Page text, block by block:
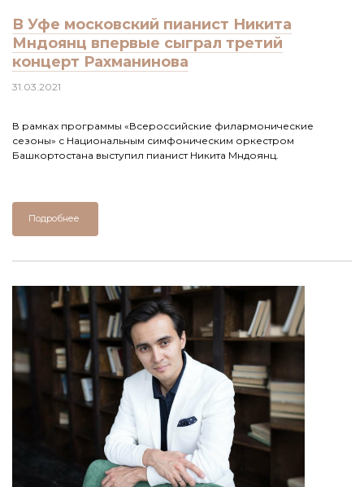
В Уфе московский пианист Никита
Мндоянц впервые сыграл третий
концерт Рахманинова
31.03.2021
В рамках программы «Всероссийские филармонические
сезоны» с Национальным симфоническим оркестром
Башкортостана выступил пианист Никита Мндоянц.
Подробнее